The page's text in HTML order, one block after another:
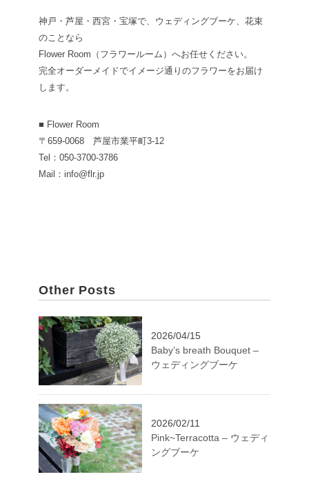
神戸・芦屋・西宮・宝塚で、ウェディングブーケ、花束
のことなら
Flower Room（フラワールーム）へお任せください。
完全オーダーメイドでイメージ通りのフラワーをお届け
します。
■ Flower Room
〒659-0068 芦屋市業平町3-12
Tel：050-3700-3786
Mail：info@flr.jp
Other Posts
2026/04/15
Baby’s breath Bouquet –
ウェディングブーケ
2026/02/11
Pink~Terracotta – ウェディ
ングブーケ